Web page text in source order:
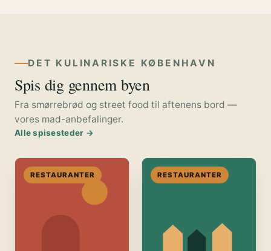
DET KULINARISKE KØBENHAVN
Spis dig gennem byen
Fra smørrebrød og street food til aftenens bord —
vores mad-anbefalinger.
Alle spisesteder →
RESTAURANTER RESTAURANTER